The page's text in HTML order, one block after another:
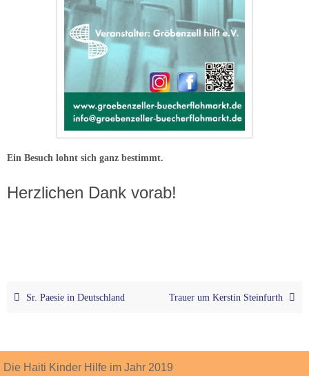
Ein Besuch lohnt sich ganz bestimmt.
Herzlichen Dank vorab!
Sr. Paesie in Deutschland Trauer um Kerstin Steinfurth
Die Haiti Kinder Hilfe im Jahr 2019